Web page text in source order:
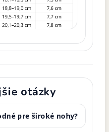
otázky
pre široké nohy?